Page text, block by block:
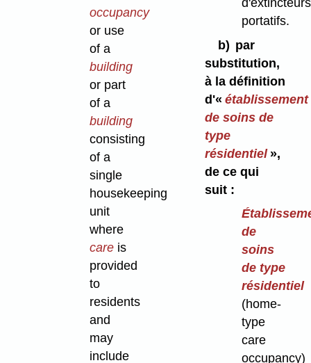
occupancy
or use
of a
building
or part
of a
building
consisting
of a
single
housekeeping
unit
where
care is
provided
to
residents
and
may
include
portatifs.
b) par
substitution,
à la définition
d'«établissement
de soins de
type
résidentiel»,
de ce qui
suit :
de
soins
de type
résidentiel
(home-
type
care
occupancy)